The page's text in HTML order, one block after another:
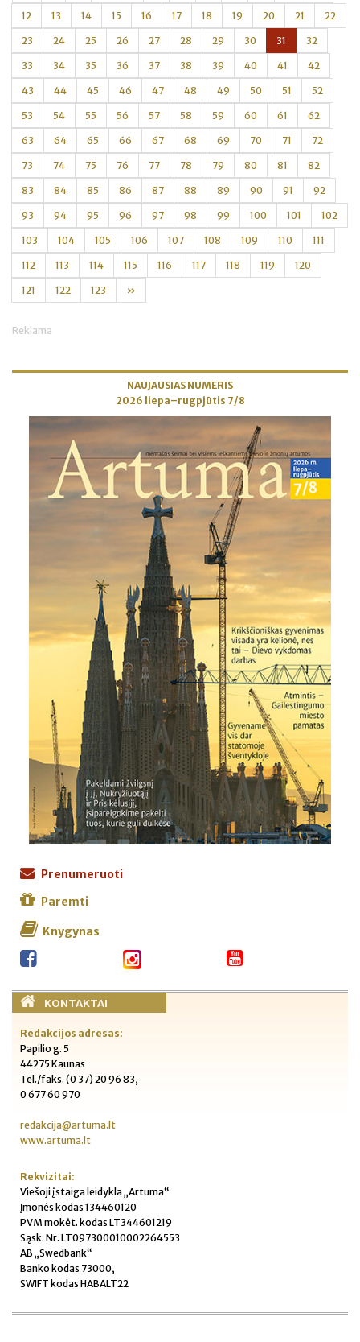
12 13 14 15 16 17 18 19 20 21 22
23 24 25 26 27 28 29 30 31 32
33 34 35 36 37 38 39 40 41 42
43 44 45 46 47 48 49 50 51 52
53 54 55 56 57 58 59 60 61 62
63 64 65 66 67 68 69 70 71 72
73 74 75 76 77 78 79 80 81 82
83 84 85 86 87 88 89 90 91 92
93 94 95 96 97 98 99 100 101 102
103 104 105 106 107 108 109 110 111
112 113 114 115 116 117 118 119 120
121 122 123 »
Reklama
NAUJAUSIAS NUMERIS
2026 liepa–rugpjūtis 7/8
Prenumeruoti
Paremti
Knygynas
KONTAKTAI
Redakcijos adresas:
Papilio g. 5
44275 Kaunas
Tel./faks. (0 37) 20 96 83,
0 677 60 970
redakcija@artuma.lt
www.artuma.lt
Rekvizitai:
Viešoji įstaiga leidykla „Artuma“
Įmonės kodas 134460120
PVM mokėt. kodas LT344601219
Sąsk. Nr. LT097300010002264553
AB „Swedbank“
Banko kodas 73000,
SWIFT kodas HABALT22